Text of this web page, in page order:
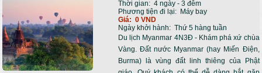
Thời gian: 4 ngày - 3 đêm
Phương tiện đi lại: Máy bay
Giá: 0 VND
Ngày khởi hành: Thứ 5 hàng tuần
Du lịch Myanmar 4N3Đ - Khám phá xứ chùa
Vàng. Đất nước Myanmar (hay Miến Điện,
Burma) là vùng đất linh thiêng của Phật